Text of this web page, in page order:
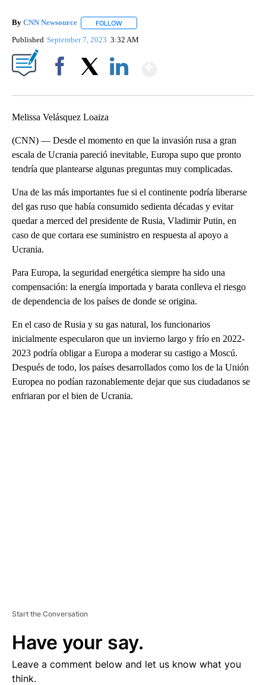
By CNN Newsource FOLLOW
Published September 7, 2023 3:32 AM
Melissa Velásquez Loaiza
(CNN) — Desde el momento en que la invasión rusa a gran
escala de Ucrania pareció inevitable, Europa supo que pronto
tendría que plantearse algunas preguntas muy complicadas.
Una de las más importantes fue si el continente podría liberarse
del gas ruso que había consumido sedienta décadas y evitar
quedar a merced del presidente de Rusia, Vladimir Putin, en
caso de que cortara ese suministro en respuesta al apoyo a
Ucrania.
Para Europa, la seguridad energética siempre ha sido una
compensación: la energía importada y barata conlleva el riesgo
de dependencia de los países de donde se origina.
En el caso de Rusia y su gas natural, los funcionarios
inicialmente especularon que un invierno largo y frío en 2022-
2023 podría obligar a Europa a moderar su castigo a Moscú.
Después de todo, los países desarrollados como los de la Unión
Europea no podían razonablemente dejar que sus ciudadanos se
enfriaran por el bien de Ucrania.
Start the Conversation
Have your say.
Leave a comment below and let us know what you
think.